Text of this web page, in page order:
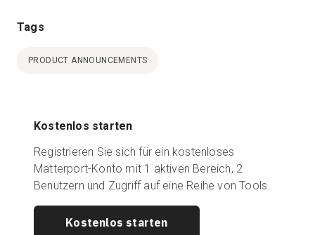
Tags
PRODUCT ANNOUNCEMENTS
Kostenlos starten
Registrieren Sie sich für ein kostenloses
Matterport-Konto mit 1 aktiven Bereich, 2
Benutzern und Zugriff auf eine Reihe von Tools.
Kostenlos starten